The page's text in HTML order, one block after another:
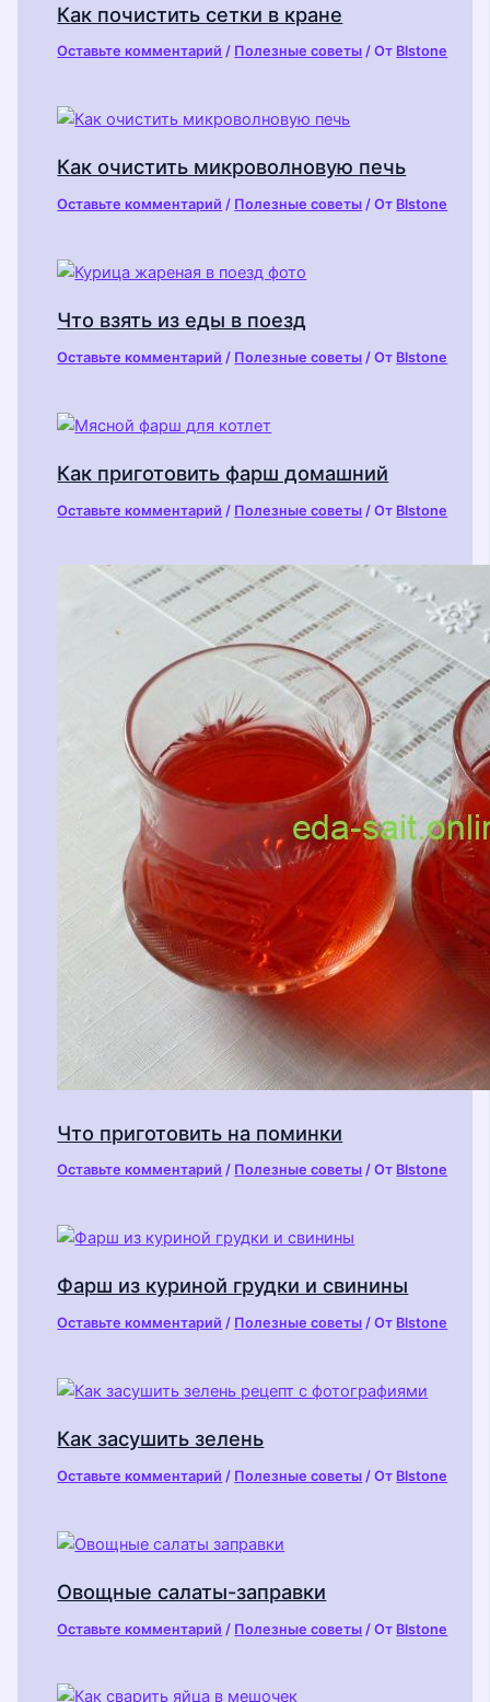
Как почистить сетки в кране
Оставьте комментарий / Полезные советы / От Blstone
Как очистить микроволновую печь
Оставьте комментарий / Полезные советы / От Blstone
Что взять из еды в поезд
Оставьте комментарий / Полезные советы / От Blstone
Как приготовить фарш домашний
Оставьте комментарий / Полезные советы / От Blstone
Что приготовить на поминки
Оставьте комментарий / Полезные советы / От Blstone
Фарш из куриной грудки и свинины
Оставьте комментарий / Полезные советы / От Blstone
Как засушить зелень
Оставьте комментарий / Полезные советы / От Blstone
Овощные салаты-заправки
Оставьте комментарий / Полезные советы / От Blstone